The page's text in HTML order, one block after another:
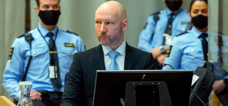
PODCAST
NEWSLETTER
I MIEI PREFERITI